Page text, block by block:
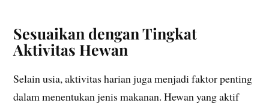
Sesuaikan dengan Tingkat
Aktivitas Hewan
Selain usia, aktivitas harian juga menjadi faktor penting
dalam menentukan jenis makanan. Hewan yang aktif